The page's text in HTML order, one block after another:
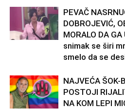
PEVAČ
DOBROJEVIĆ,
MORALO DA
snimak se širi
smelo da se
NAJVEĆA ŠOK-
POSTOJI
NA KOM LEPI